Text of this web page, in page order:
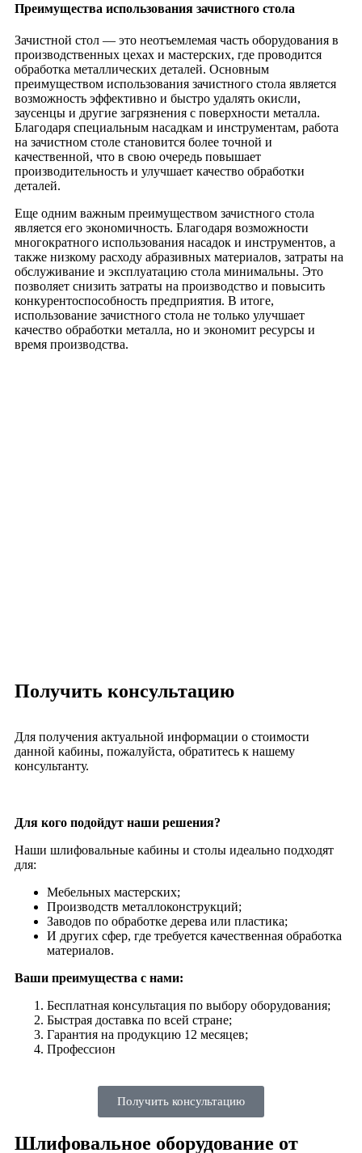
Преимущества использования зачистного стола
Зачистной стол — это неотъемлемая часть оборудования в
производственных цехах и мастерских, где проводится
обработка металлических деталей. Основным
преимуществом использования зачистного стола является
возможность эффективно и быстро удалять окисли,
заусенцы и другие загрязнения с поверхности металла.
Благодаря специальным насадкам и инструментам, работа
на зачистном столе становится более точной и
качественной, что в свою очередь повышает
производительность и улучшает качество обработки
деталей.
Еще одним важным преимуществом зачистного стола
является его экономичность. Благодаря возможности
многократного использования насадок и инструментов, а
также низкому расходу абразивных материалов, затраты на
обслуживание и эксплуатацию стола минимальны. Это
позволяет снизить затраты на производство и повысить
конкурентоспособность предприятия. В итоге,
использование зачистного стола не только улучшает
качество обработки металла, но и экономит ресурсы и
время производства.
Получить консультацию
Для получения актуальной информации о стоимости
данной кабины, пожалуйста, обратитесь к нашему
консультанту.
Для кого подойдут наши решения?
Наши шлифовальные кабины и столы идеально подходят
для:
Мебельных мастерских;
Производств металлоконструкций;
Заводов по обработке дерева или пластика;
И других сфер, где требуется качественная обработка
материалов.
Ваши преимущества с нами:
Бесплатная консультация по выбору оборудования;
Быстрая доставка по всей стране;
Гарантия на продукцию 12 месяцев;
Профессион
Получить консультацию
Шлифовальное оборудование от